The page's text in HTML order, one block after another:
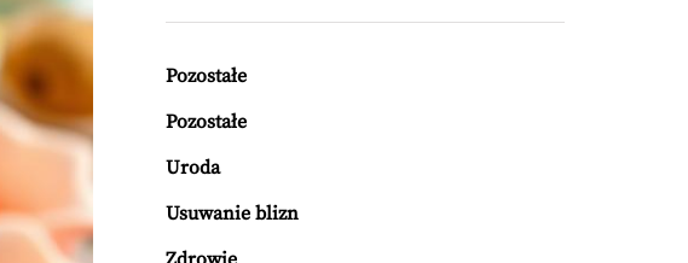
Pozostałe
Pozostałe
Uroda
Usuwanie blizn